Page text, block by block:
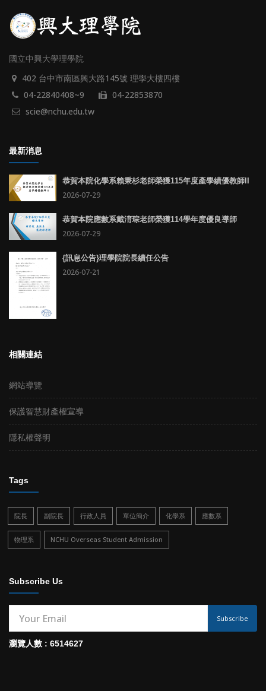
國立中興大學理學院
402 台中市南區興大路145號 理學大樓四樓
04-22840408~9
04-22853870
scie@nchu.edu.tw
最新消息
恭賀本院化學系賴秉杉老師榮獲115年度產學績優教師II
2026-07-29
恭賀本院應數系戴淯琮老師榮獲114學年度優良導師
2026-07-29
{訊息公告}理學院院長續任公告
2026-07-21
相關連結
網站導覽
保護智慧財產權宣導
隱私權聲明
Tags
院長 副院長 行政人員 單位簡介 化學系 應數系
物理系 NCHU Overseas Student Admission
Subscribe Us
Subscribe
瀏覽人數 : 6514627